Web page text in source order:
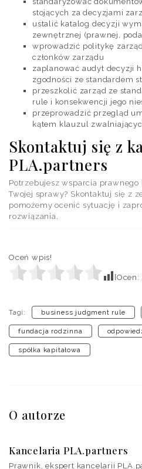
stojących za decyzjami
ustalić katalog decyzji
zewnętrznej (prawnej,
wprowadzić politykę
członków zarządu
zaplanować audyt decyzji
zgodności ze standardem
przeszkolić zarząd ze
rule i konsekwencji jego
przeprowadzić przegląd
kątem klauzul
Skontaktuj się z
PLA.partners
Potrzebujesz wsparcia
Twojej sprawy? Skontaktuj się z
pomożemy ocenić sytuację i
rozwiązania.
Oceń wpis!
[Ocen:
Tagi: business judgment rule
fundacja rodzinna
spółka kapitałowa
O autorze
Kancelaria PLA.partners
Prawnik, ekspert kancelarii